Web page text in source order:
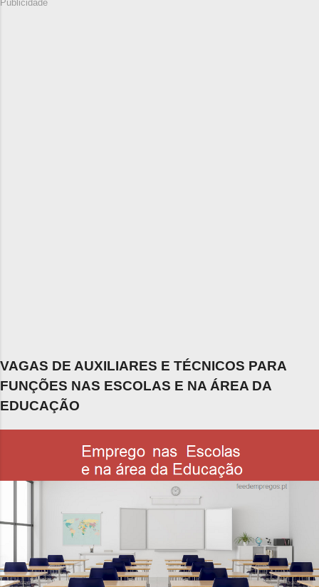
Publicidade
VAGAS DE AUXILIARES E TÉCNICOS PARA
FUNÇÕES NAS ESCOLAS E NA ÁREA DA
EDUCAÇÃO